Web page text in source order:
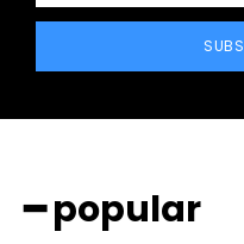
━ popular